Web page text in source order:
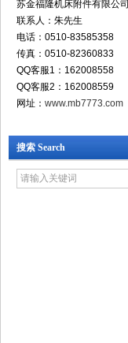
苏金福隆机床附件有限公司
联系人：朱先生
电话：0510-83585358
传真：0510-82360833
QQ客服1：162008558
QQ客服2：162008559
网址： www.mb7773.com
搜索 Search